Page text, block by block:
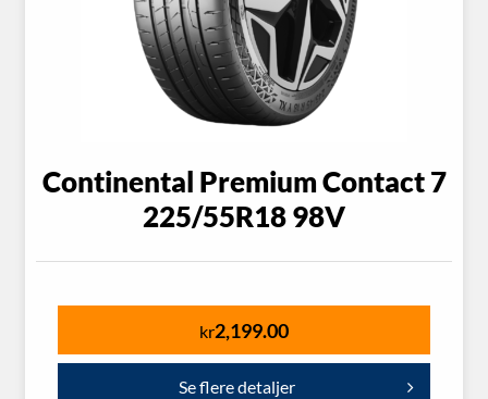
Continental Premium Contact 7
225/55R18 98V
kr2,199.00
Se flere detaljer